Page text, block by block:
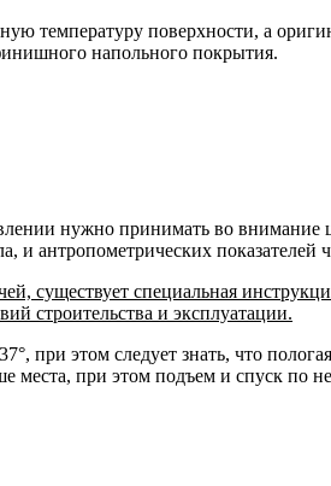
температуру поверхности, а
напольного покрытия.
нужно принимать во
и антропометрических
существует специальная
строительства и эксплуатации.
этом следует знать, что
места, при этом подъем и спуск по